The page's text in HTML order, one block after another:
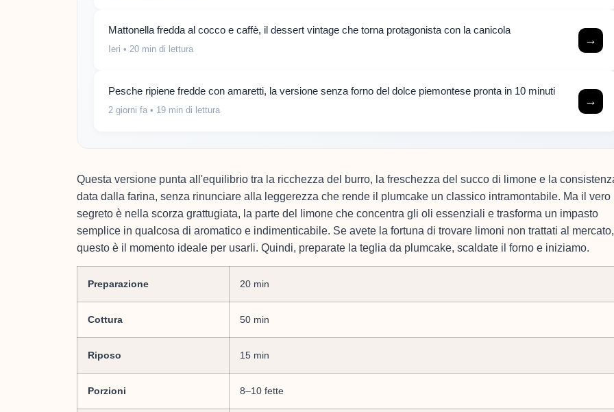
Mattonella fredda al cocco e caffè, il dessert vintage che torna protagonista con la canicola
Ieri • 20 min di lettura
→
Pesche ripiene fredde con amaretti, la versione senza forno del dolce piemontese pronta in 10 minuti
2 giorni fa • 19 min di lettura
→
Questa versione punta all'equilibrio tra la ricchezza del burro, la freschezza del succo di limone e la
data dalla farina, senza rinunciare alla leggerezza che rende il plumcake un classico intramontabile. Ma il vero
segreto è nella scorza grattugiata, la parte del limone che concentra gli oli essenziali e trasforma un impasto
semplice in qualcosa di aromatico e indimenticabile. Se avete la fortuna di trovare limoni non trattati al mercato,
questo è il momento ideale per usarli. Quindi, preparate la teglia da plumcake, scaldate il forno e iniziamo.
Preparazione 20 min
Cottura 50 min
Riposo 15 min
Porzioni 8–10 fette